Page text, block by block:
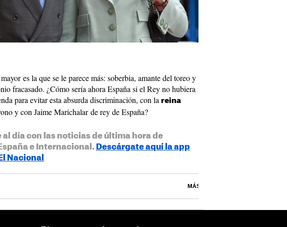
es la que se le parece más: soberbia, amante del toreo y
fracasado. ¿Cómo sería ahora España si el Rey no hubiera
para evitar esta absurda discriminación, con la reina
y con Jaime Marichalar de rey de España?
al día con las noticias de última hora de
e Internacional. Descárgate aquí la app
Nacional
MÁS